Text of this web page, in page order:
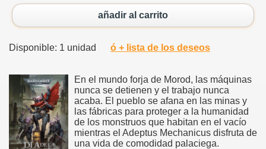
añadir al carrito
Disponible: 1 unidad ó + lista de los deseos
En el mundo forja de Morod, las máquinas
nunca se detienen y el trabajo nunca
acaba. El pueblo se afana en las minas y
las fábricas para proteger a la humanidad
de los monstruos que habitan en el vacío
mientras el Adeptus Mechanicus disfruta de
una vida de comodidad palaciega.